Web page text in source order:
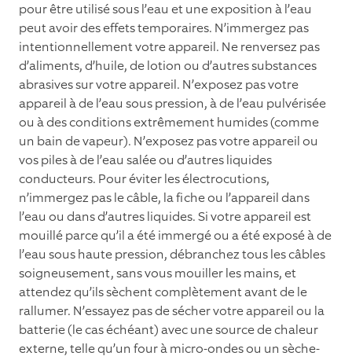
pour être utilisé sous l’eau et une exposition à l’eau
peut avoir des effets temporaires. N’immergez pas
intentionnellement votre appareil. Ne renversez pas
d’aliments, d’huile, de lotion ou d’autres substances
abrasives sur votre appareil. N’exposez pas votre
appareil à de l’eau sous pression, à de l’eau pulvérisée
ou à des conditions extrêmement humides (comme
un bain de vapeur). N’exposez pas votre appareil ou
vos piles à de l’eau salée ou d’autres liquides
conducteurs. Pour éviter les électrocutions,
n’immergez pas le câble, la ﬁche ou l’appareil dans
l’eau ou dans d’autres liquides. Si votre appareil est
mouillé parce qu’il a été immergé ou a été exposé à de
l’eau sous haute pression, débranchez tous les câbles
soigneusement, sans vous mouiller les mains, et
attendez qu’ils sèchent complètement avant de le
rallumer. N’essayez pas de sécher votre appareil ou la
batterie (le cas échéant) avec une source de chaleur
externe, telle qu’un four à micro-ondes ou un sèche-